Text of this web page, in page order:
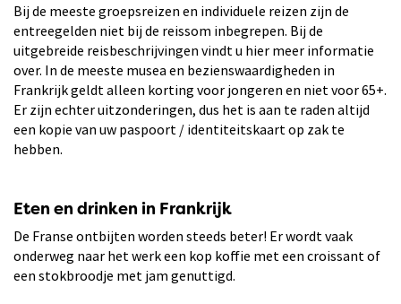
Bij de meeste groepsreizen en individuele reizen zijn de
entreegelden niet bij de reissom inbegrepen. Bij de
uitgebreide reisbeschrijvingen vindt u hier meer informatie
over. In de meeste musea en bezienswaardigheden in
Frankrijk geldt alleen korting voor jongeren en niet voor 65+.
Er zijn echter uitzonderingen, dus het is aan te raden altijd
een kopie van uw paspoort / identiteitskaart op zak te
hebben.
Eten en drinken in Frankrijk
De Franse ontbijten worden steeds beter! Er wordt vaak
onderweg naar het werk een kop koffie met een croissant of
een stokbroodje met jam genuttigd.